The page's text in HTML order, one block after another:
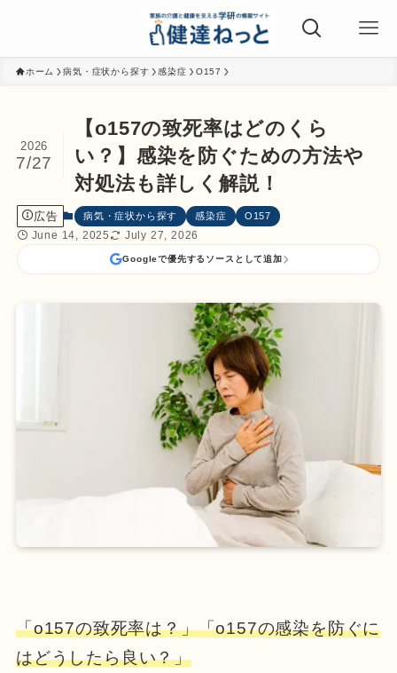
ホーム 病気・症状から探す 感染症 O157
【o157の致死率はどのくら
い？】感染を防ぐための方法や
対処法も詳しく解説！
2026
7/27
広告 病気・症状から探す 感染症 O157
June 14, 2025 July 27, 2026
Googleで優先するソースとして追加
「o157の致死率は？」「o157の感染を防ぐに
はどうしたら良い？」